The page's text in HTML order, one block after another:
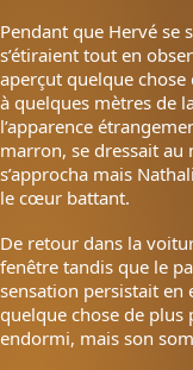
Pendant que Hervé se
s’étiraient tout en
aperçut quelque
à quelques mètres de
l’apparence
marron, se dressait au
s’approcha mais
le cœur battant.
De retour dans la
fenêtre tandis que le
sensation persistait en
quelque chose de plus
endormi, mais son